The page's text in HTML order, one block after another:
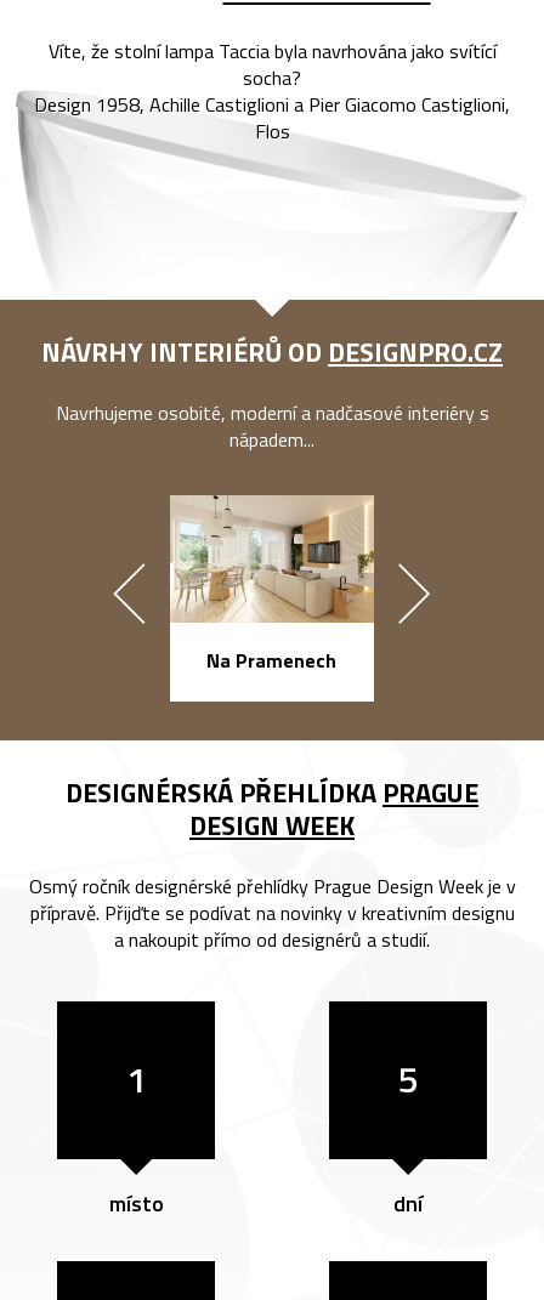
Víte, že stolní lampa Taccia byla navrhována jako svítící
socha?
Design 1958, Achille Castiglioni a Pier Giacomo Castiglioni,
Flos
NÁVRHY INTERIÉRŮ OD DESIGNPRO.CZ
Navrhujeme osobité, moderní a nadčasové interiéry s
nápadem...
Na Pramenech
DESIGNÉRSKÁ PŘEHLÍDKA PRAGUE
DESIGN WEEK
Osmý ročník designérské přehlídky Prague Design Week je v
přípravě. Přijďte se podívat na novinky v kreativním designu
a nakoupit přímo od designérů a studií.
1
místo
5
dní